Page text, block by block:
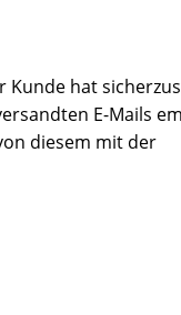
hat
E-Mails
diesem mit der